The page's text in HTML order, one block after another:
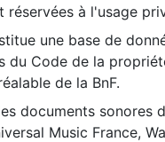
à l'usage
une base de
du Code de la
de la BnF.
documents sonores
Music France,